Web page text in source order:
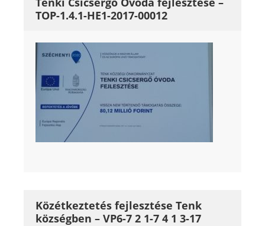
TOP-1.4.1-HE1-2017-00012
Közétkeztetés fejlesztése Tenk
községben – VP6-7 2 1-7 4 1 3-17